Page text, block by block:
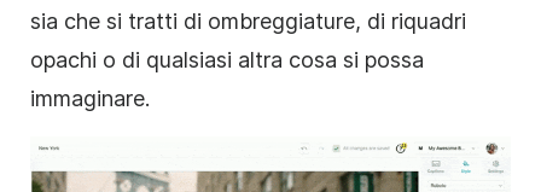
sia che si tratti di ombreggiature, di riquadri
opachi o di qualsiasi altra cosa si possa
immaginare.